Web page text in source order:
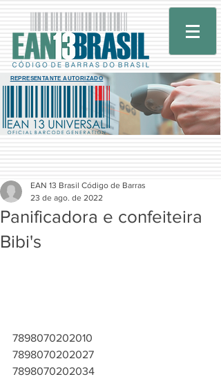
REPRESENTANTE AUTORIZADO
Panificadora e confeiteira
Bibi's
EAN 13 Brasil Código de Barras
23 de ago. de 2022
7898070202010
7898070202027
7898070202034